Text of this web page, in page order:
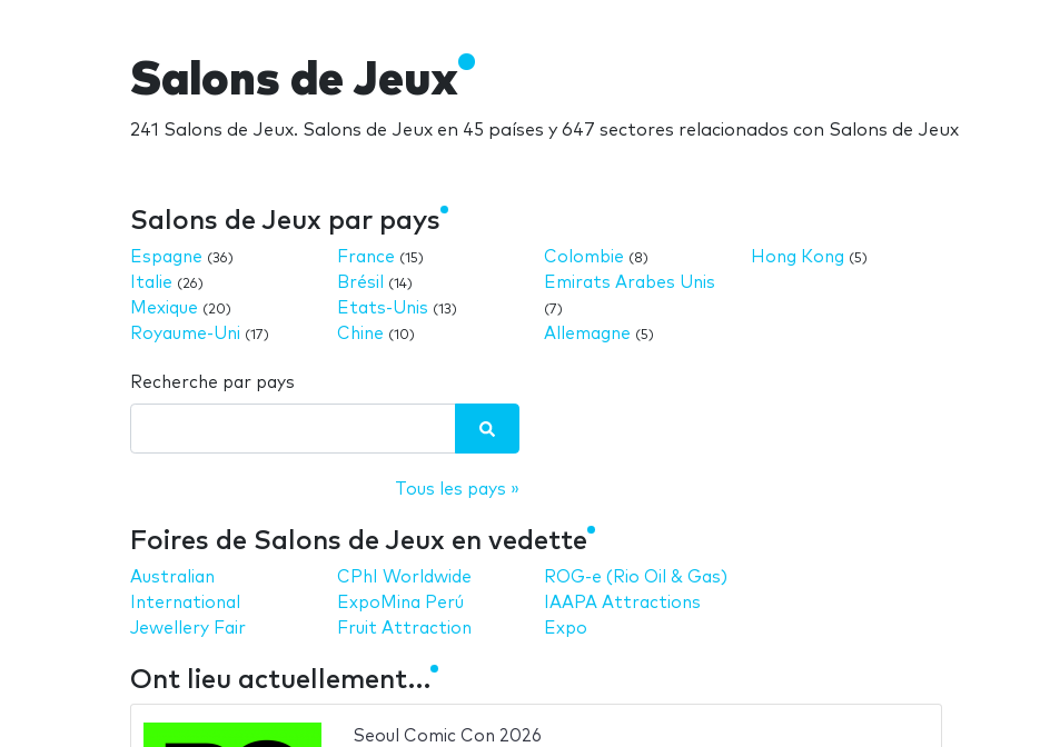
Salons de Jeux
241 Salons de Jeux. Salons de Jeux en 45 países y 647 sectores relacionados con Salons de Jeux
Salons de Jeux par pays
Espagne (36)
Italie (26)
Mexique (20)
Royaume-Uni (17)
France (15)
Brésil (14)
Etats-Unis (13)
Chine (10)
Colombie (8)
Emirats Arabes Unis
(7)
Allemagne (5)
Hong Kong (5)
Recherche par pays
Tous les pays »
Foires de Salons de Jeux en vedette
Australian
International
Jewellery Fair
CPhI Worldwide
ExpoMina Perú
Fruit Attraction
ROG-e (Rio Oil & Gas)
IAAPA Attractions
Expo
Ont lieu actuellement…
Seoul Comic Con 2026